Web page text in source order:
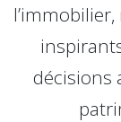
décisions